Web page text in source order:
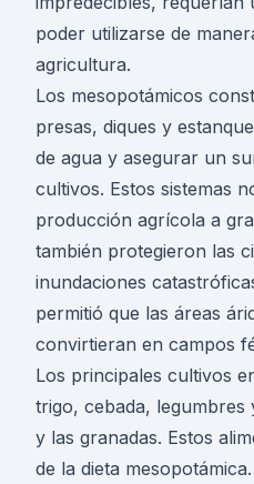
poder utilizarse de
agricultura.
Los mesopotámicos
presas, diques y
de agua y asegurar un
cultivos. Estos sistemas
producción agrícola a
también protegieron las
inundaciones
permitió que las áreas
convirtieran en campos
Los principales cultivos
trigo, cebada,
y las granadas. Estos
de la dieta